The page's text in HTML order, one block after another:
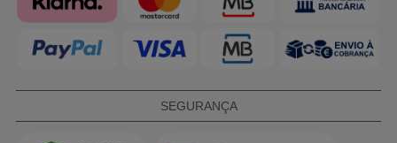
SEGURANÇA